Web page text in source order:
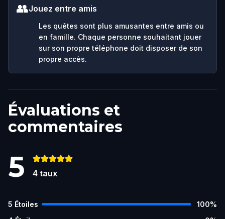
👥Jouez entre amis
Les quêtes sont plus amusantes entre amis ou
en famille. Chaque personne souhaitant jouer
sur son propre téléphone doit disposer de son
propre accès.
Évaluations et
commentaires
5 4 taux
5 Étoiles 100%